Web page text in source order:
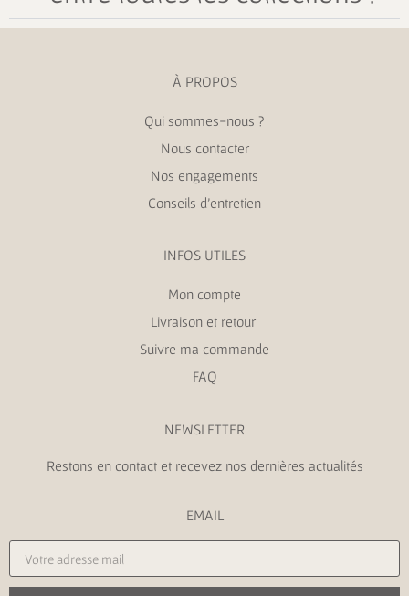
À PROPOS
Qui sommes-nous ?
Nous contacter
Nos engagements
Conseils d’entretien
INFOS UTILES
Mon compte
Livraison et retour
Suivre ma commande
FAQ
NEWSLETTER
Restons en contact et recevez nos dernières actualités
EMAIL